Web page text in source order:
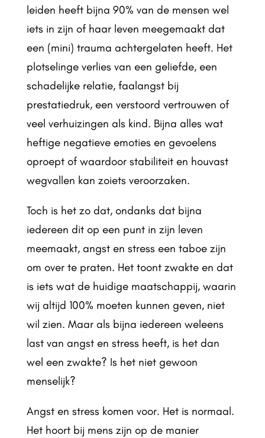
leiden heeft bijna 90% van de mensen wel
iets in zijn of haar leven meegemaakt dat
een (mini) trauma achtergelaten heeft. Het
plotselinge verlies van een geliefde, een
schadelijke relatie, faalangst bij
prestatiedruk, een verstoord vertrouwen of
veel verhuizingen als kind. Bijna alles wat
heftige negatieve emoties en gevoelens
oproept of waardoor stabiliteit en houvast
wegvallen kan zoiets veroorzaken.
Toch is het zo dat, ondanks dat bijna
iedereen dit op een punt in zijn leven
meemaakt, angst en stress een taboe zijn
om over te praten. Het toont zwakte en dat
is iets wat de huidige maatschappij, waarin
wij altijd 100% moeten kunnen geven, niet
wil zien. Maar als bijna iedereen weleens
last van angst en stress heeft, is het dan
wel een zwakte? Is het niet gewoon
menselijk?
Angst en stress komen voor. Het is normaal.
Het hoort bij mens zijn op de manier